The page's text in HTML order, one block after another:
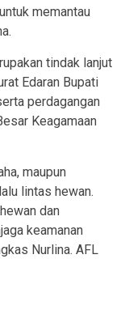
memantau
tindak lanjut
Edaran Bupati
perdagangan
Keagamaan
maupun
lintas hewan.
dan
keamanan
Nurlina. AFL